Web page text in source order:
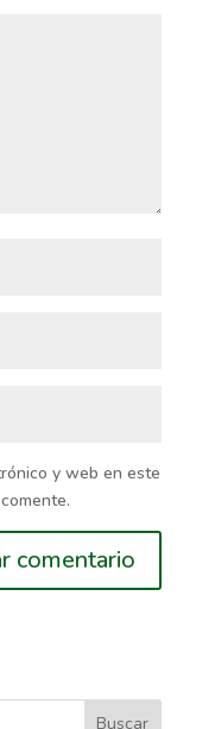
y web en este